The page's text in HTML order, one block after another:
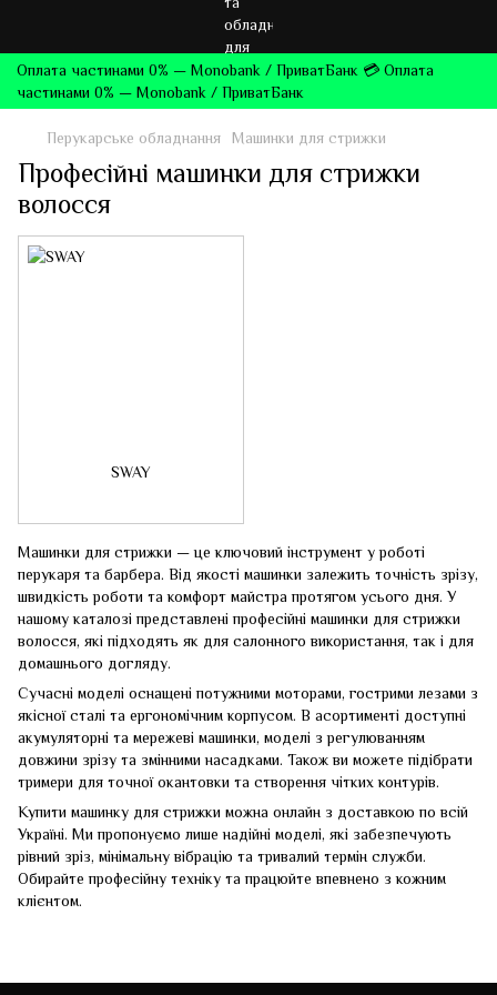
Оплата частинами 0% — Monobank / ПриватБанк 💳 Оплата
частинами 0% — Monobank / ПриватБанк
Перукарське обладнання Машинки для стрижки
Професійні машинки для стрижки
волосся
Машинки для стрижки — це ключовий інструмент у роботі
перукаря та барбера. Від якості машинки залежить точність зрізу,
швидкість роботи та комфорт майстра протягом усього дня. У
нашому каталозі представлені професійні машинки для стрижки
волосся, які підходять як для салонного використання, так і для
домашнього догляду.
Сучасні моделі оснащені потужними моторами, гострими лезами з
якісної сталі та ергономічним корпусом. В асортименті доступні
акумуляторні та мережеві машинки, моделі з регулюванням
довжини зрізу та змінними насадками. Також ви можете підібрати
тримери для точної окантовки та створення чітких контурів.
Купити машинку для стрижки можна онлайн з доставкою по всій
Україні. Ми пропонуємо лише надійні моделі, які забезпечують
рівний зріз, мінімальну вібрацію та тривалий термін служби.
Обирайте професійну техніку та працюйте впевнено з кожним
клієнтом.
SWAY